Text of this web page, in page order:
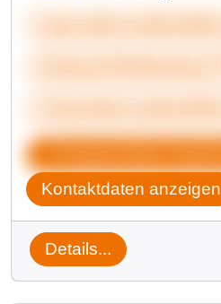
Kontaktdaten anzeigen
Details...